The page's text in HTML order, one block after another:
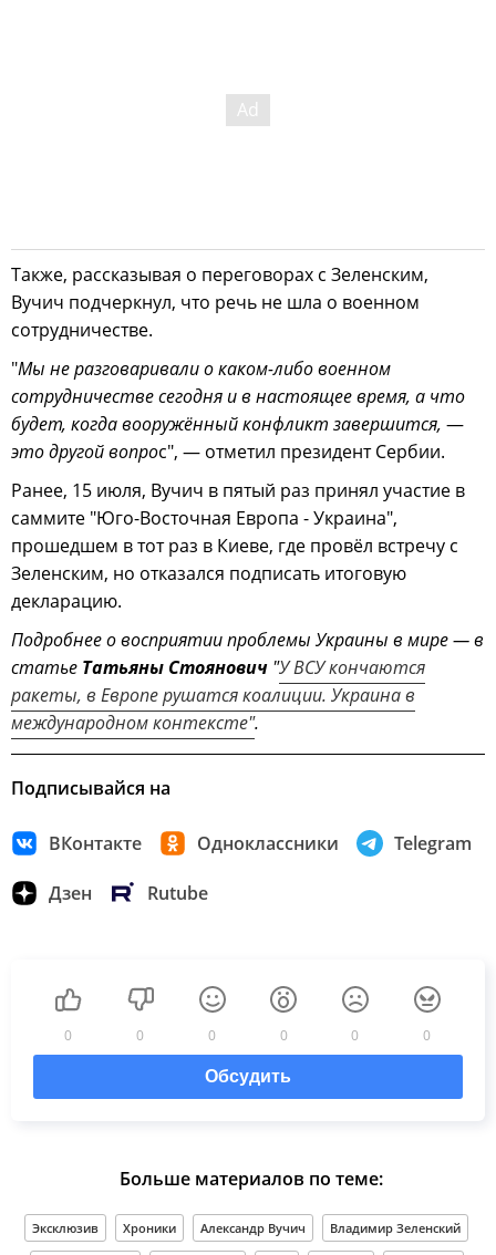
Также, рассказывая о переговорах с Зеленским,
Вучич подчеркнул, что речь не шла о военном
сотрудничестве.
"Мы не разговаривали о каком-либо военном
сотрудничестве сегодня и в настоящее время, а что
будет, когда вооружённый конфликт завершится, —
это другой вопрос", — отметил президент Сербии.
Ранее, 15 июля, Вучич в пятый раз принял участие в
саммите "Юго-Восточная Европа - Украина",
прошедшем в тот раз в Киеве, где провёл встречу с
Зеленским, но отказался подписать итоговую
декларацию.
Подробнее о восприятии проблемы Украины в мире — в
статье Татьяны Стоянович "У ВСУ кончаются
ракеты, в Европе рушатся коалиции. Украина в
международном контексте".
Подписывайся на
ВКонтакте Одноклассники Telegram
Дзен Rutube
0 0 0 0 0 0
Обсудить
Больше материалов по теме:
Эксклюзив Хроники Александр Вучич Владимир Зеленский